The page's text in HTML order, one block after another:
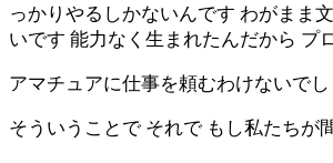
っかりやるしかないんです わがまま
いです 能力なく生まれたんだから プ
アマチュアに仕事を頼むわけないで
そういうことで それで もし私たちが